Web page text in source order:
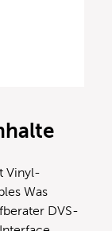
Vinyl-
Was
DVS-